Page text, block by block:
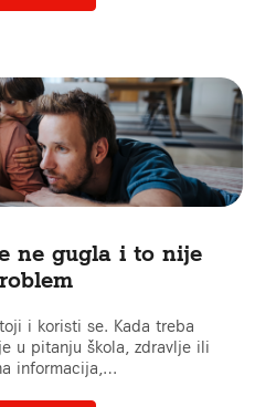
ne gugla i to nije
i koristi se. Kada treba
u pitanju škola, zdravlje ili
informacija,…